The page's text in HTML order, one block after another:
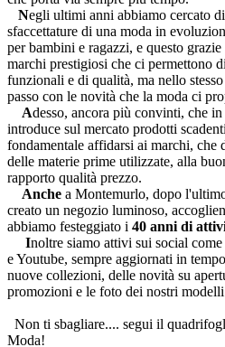
Negli ultimi anni abbiamo cercato
sfaccettature di una moda in
per bambini e ragazzi, e questo
marchi prestigiosi che ci permettono
funzionali e di qualità, ma nello
passo con le novità che la moda ci
Adesso, ancora più convinti, che
introduce sul mercato prodotti
fondamentale affidarsi ai marchi, che
delle materie prime utilizzate, alla
rapporto qualità prezzo.
Anche a Montemurlo, dopo
creato un negozio luminoso,
abbiamo festeggiato i 40 anni di
Inoltre siamo attivi sui social
e Youtube, sempre aggiornati in
nuove collezioni, delle novità su
promozioni e le foto dei nostri
Non ti sbagliare.... segui il
Moda!